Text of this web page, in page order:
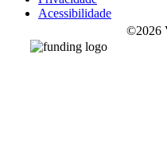
Acessibilidade
©2026